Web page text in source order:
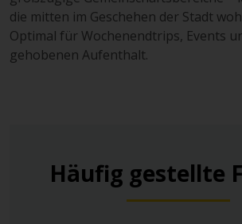
die mitten im Geschehen der Stadt
Optimal für Wochenendtrips, Events
gehobenen Aufenthalt.
Häufig gestellte